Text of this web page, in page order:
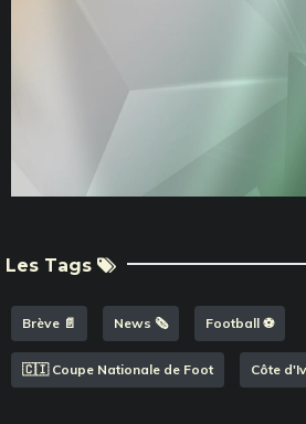
Les Tags
Brève 📄 News 🗞️ Football ⚽️
🇨🇮 Coupe Nationale de Foot Côte